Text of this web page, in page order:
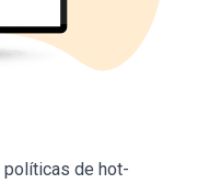
políticas de hot-